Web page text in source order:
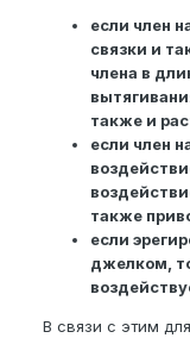
если член
связки и
члена в
также и
если член
также
если
джелком,
В связи с этим